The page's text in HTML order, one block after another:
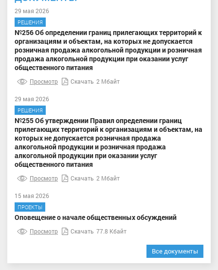
29 мая 2026
РЕШЕНИЯ
№256 Об определении границ прилегающих территорий к
организациям и объектам, на которых не допускается
розничная продажа алкогольной продукции и розничная
продажа алкогольной продукции при оказании услуг
общественного питания
Просмотр Скачать 2 Мбайт
29 мая 2026
РЕШЕНИЯ
№255 Об утверждении Правил определении границ
прилегающих территорий к организациям и объектам, на
которых не допускается розничная продажа
алкогольной продукции и розничная продажа
алкогольной продукции при оказании услуг
общественного питания
Просмотр Скачать 2 Мбайт
15 мая 2026
ПРОЕКТЫ
Оповещение о начале общественных обсуждений
Просмотр Скачать 77.8 Кбайт
Все документы